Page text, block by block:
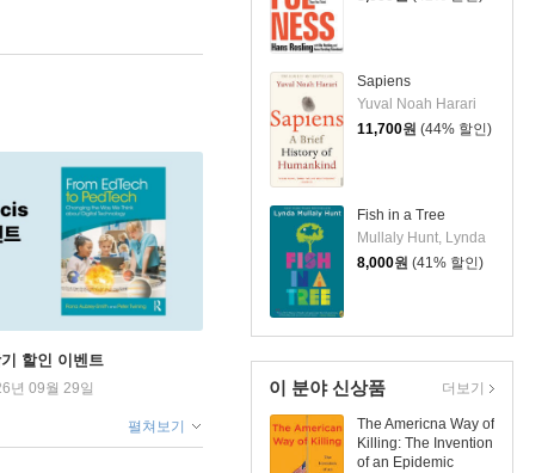
Sapiens
Yuval Noah Harari
11,700원 (44% 할인)
Fish in a Tree
Mullaly Hunt, Lynda
8,000원 (41% 할인)
이 분야 신상품
The Americna Way of
Killing: The Invention
of an Epidemic
더보기
할인 이벤트
년 09월 29일
펼쳐보기